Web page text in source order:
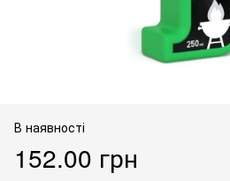
В наявності
152.00 грн